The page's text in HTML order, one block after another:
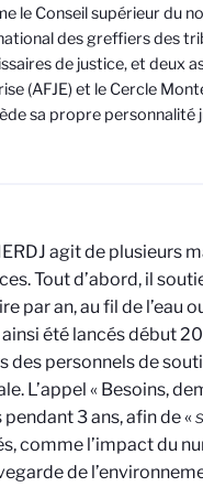
le Conseil supérieur du
des greffiers des
de justice, et deux
(AFJE) et le Cercle
sa propre personnalité
agit de plusieurs
Tout d’abord, il
par an, au fil de l’eau
été lancés début
des personnels de
L’appel « Besoins,
3 ans, afin de «
comme l’impact du
de